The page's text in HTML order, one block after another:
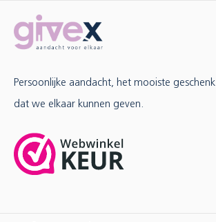
Persoonlijke aandacht, het mooiste geschenk
dat we elkaar kunnen geven.